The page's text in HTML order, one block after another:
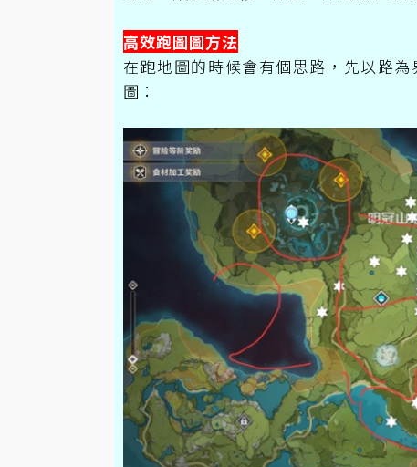
高效跑圖圖方法
在跑地圖的時候會有個思路，先以路
圖：